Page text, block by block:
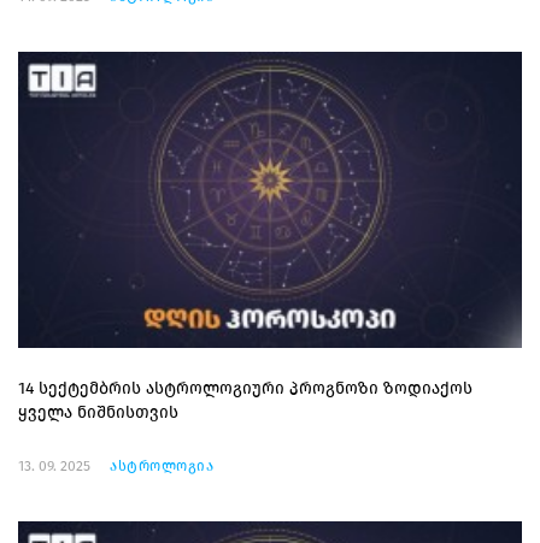
14 სექტემბრის ასტროლოგიური პროგნოზი ზოდიაქოს
ყველა ნიშნისთვის
13. 09. 2025 ასტროლოგია